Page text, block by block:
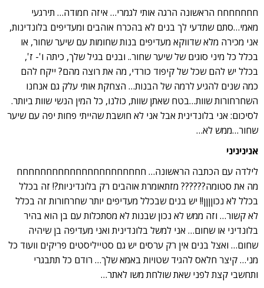
חחחחחחח הראשונה הרגה אותי לגמרי… איזה חמודה… תירגעי
מאמי…סתם שתדעי לך בנים לא בהכרח אוהבים ומעדיפים בלונדינות,
אני מכירה מלא שדווקא מעדיפים בנות שחומות עם שיער שחור, או
בכלל כל מיני סוגים של שיער שחור.. ובנים בגיל שלך, כיתה ו'- ז',
בכלל יש להם שכל של קיפוד כורדי, מה את רוצה מהם? ייקח להם
כמה שנים להגיע לרמה של הבנות… הצחקת אותי עלק גם אנחנו
השחרחורות שוות…בטח שאתן שוות, כולנו, כל המין הנשי שוות ביותר.
לסיכום: אני בלונדינית אבל אני לא חושבת שהייתי פחות יפה עם שיער
שחור…ממש לא…
אניניניני
לילדה עם הכתבה הראשונה… חחחחחחחחחחחחחחחחחחחחחח
מה את סטומה?????? מזתאומרת אוהבים רק בלונדיניות?! זה בכלל
בכלל לא נכוןןןן!! יש בנים שבכלל מעדיפים יותר שחרחורות זה בכלל
לא קשור… וזה ממש לא נכון שבנות לא מסתכלות עם בן הוא בהיר
בלונדיני או שחום… אני למשל בלונדינית ואני מעדיפה בן שיהיה
שחום… ואצל בנים אין רק ערסים יש גם סטייליסטים פריקים וועוד כל
מני… קיצר חלאס להגיד שטויות באמא שלך… רודם כל תתבגרי
ותחשבי קצת לפני שאת שולחת משו לאתר…